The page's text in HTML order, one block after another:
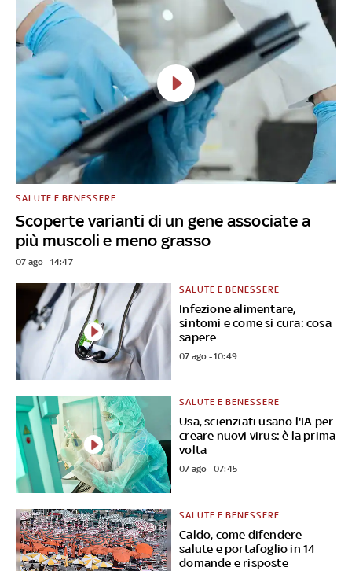
Scoperte varianti di un gene associate a
più muscoli e meno grasso
SALUTE E BENESSERE
07 ago - 14:47
Infezione alimentare,
sintomi e come si cura: cosa
sapere
SALUTE E BENESSERE
07 ago - 10:49
Usa, scienziati usano l'IA per
creare nuovi virus: è la prima
volta
SALUTE E BENESSERE
07 ago - 07:45
Caldo, come difendere
salute e portafoglio in 14
domande e risposte
SALUTE E BENESSERE